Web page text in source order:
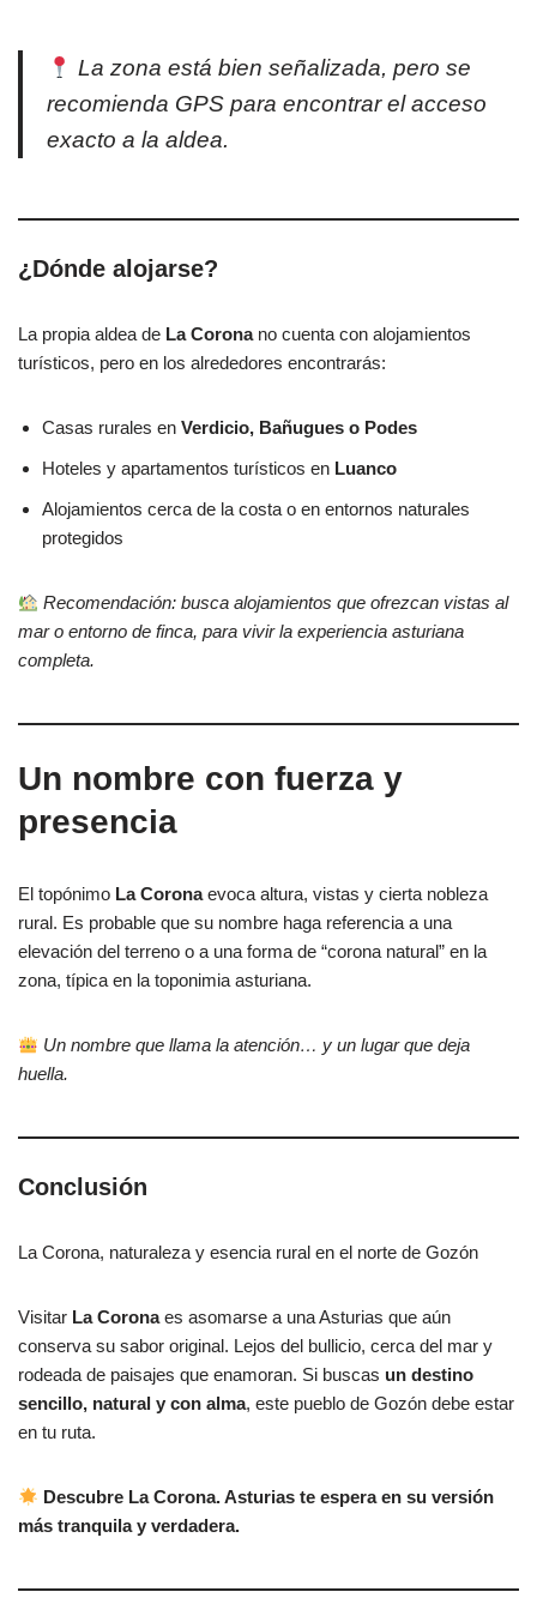
La zona está bien señalizada, pero se
recomienda GPS para encontrar el acceso
exacto a la aldea.
¿Dónde alojarse?
La propia aldea de La Coronano cuenta con alojamientos
turísticos, pero en los alrededores encontrarás:
Casas rurales en Verdicio, Bañugues o Podes
Hoteles y apartamentos turísticos en Luanco
Alojamientos cerca de la costa o en entornos naturales
protegidos
Recomendación: busca alojamientos que ofrezcan vistas al
mar o entorno de finca, para vivir la experiencia asturiana
completa.
Un nombre con fuerza y
presencia
El topónimo La Coronaevoca altura, vistas y cierta nobleza
rural. Es probable que su nombre haga referencia a una
elevación del terreno o a una forma de “corona natural” en la
zona, típica en la toponimia asturiana.
Un nombre que llama la atención… y un lugar que deja
huella.
Conclusión
La Corona, naturaleza y esencia rural en el norte de Gozón
Visitar La Coronaes asomarse a una Asturias que aún
conserva su sabor original. Lejos del bullicio, cerca del mar y
rodeada de paisajes que enamoran. Si buscas un destino
sencillo, natural y con alma, este pueblo de Gozón debe estar
en tu ruta.
Descubre La Corona. Asturias te espera en su versión
más tranquila y verdadera.